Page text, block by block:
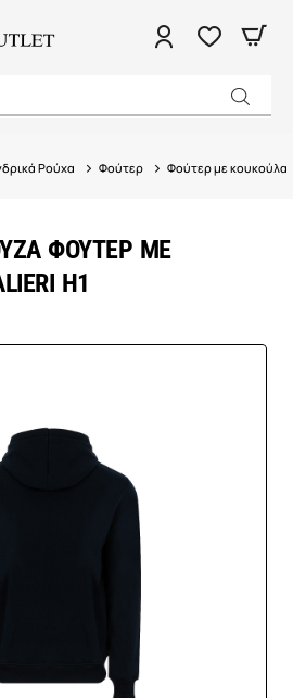
ΦΟΥΤΕΡ ΜΕ
H1
Ρούχα Φούτερ Φούτερ με κουκούλα